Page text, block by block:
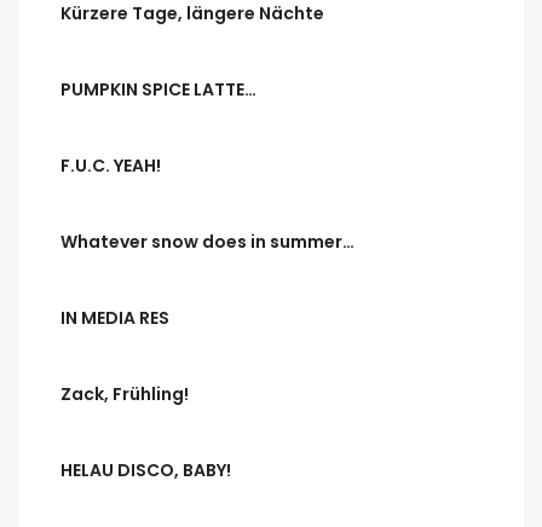
Kürzere Tage, längere Nächte
PUMPKIN SPICE LATTE…
F.U.C. YEAH!
Whatever snow does in summer…
IN MEDIA RES
Zack, Frühling!
HELAU DISCO, BABY!